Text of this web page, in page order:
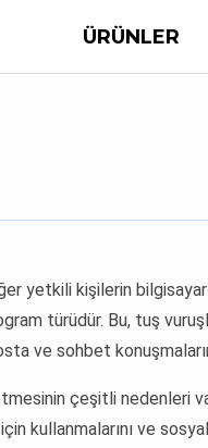
ÜRÜNLER
yetkili kişilerin
türüdür. Bu, tuş
ve sohbet
çeşitli nedenleri
kullanmalarını ve